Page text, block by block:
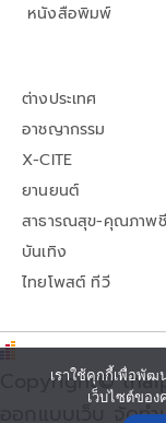
หนังสือพิมพ์
ต่างประเทศ
อาชญากรรม
X-CITE
ยานยนต์
สาธารณสุข-คุณภาพ
บันเทิง
ไทยโพสต์ ทีวี
Copyright©
ออกแบบเว็บ จัดท
เราใช้คุกกี้เพื่อพั
เว็บไซต์ขอ